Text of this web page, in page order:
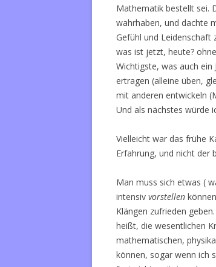
Mathematik bestellt sei.
wahrhaben, und dachte
Gefühl und Leidenschaft
was ist jetzt, heute?
Wichtigste, was auch ein
ertragen (alleine üben,
mit anderen entwickeln
Und als nächstes würde
Vielleicht war das frühe
Erfahrung, und nicht der
Man muss sich etwas (
intensiv vorstellen
Klängen zufrieden
heißt, die wesentlichen
mathematischen,
können, sogar wenn ich